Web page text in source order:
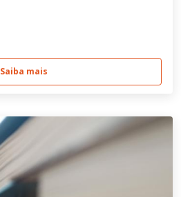
Saiba mais